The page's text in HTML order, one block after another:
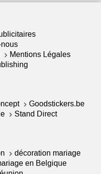
Mentions Légales
Goodstickers.be
Stand Direct
décoration mariage
en Belgique